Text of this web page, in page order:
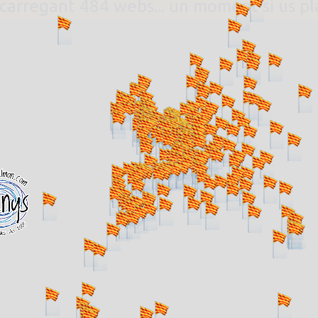
484 webs... un moment si us